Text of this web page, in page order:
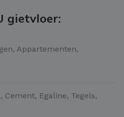
gietvloer:
Appartementen,
Cement, Egaline, Tegels,